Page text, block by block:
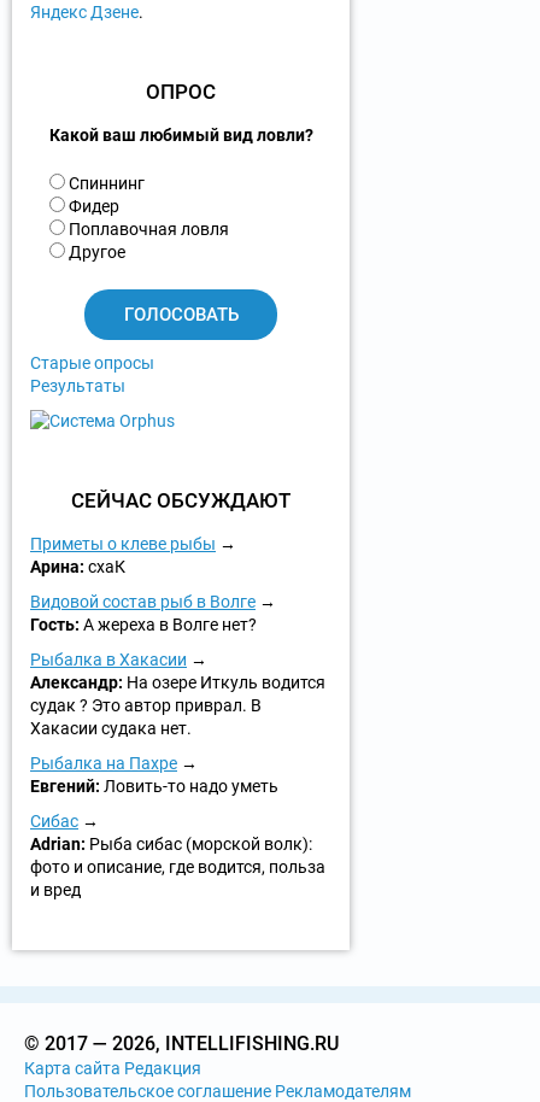
Яндекс Дзене.
ОПРОС
Какой ваш любимый вид ловли?
В
а
р
и
Спиннинг
Фидер
Поплавочная ловля
Другое
Старые опросы
Результаты
СЕЙЧАС ОБСУЖДАЮТ
Приметы о клеве рыбы
Арина: схаК
Видовой состав рыб в Волге
Гость: А жереха в Волге нет?
Рыбалка в Хакасии
Александр: На озере Иткуль водится
судак ? Это автор приврал. В
Хакасии судака нет.
Рыбалка на Пахре
Евгений: Ловить-то надо уметь
Сибас
Adrian: Рыба сибас (морской волк):
фото и описание, где водится, польза
и вред
© 2017 — 2026, INTELLIFISHING.RU
Карта сайта Редакция
Пользовательское соглашение Рекламодателям